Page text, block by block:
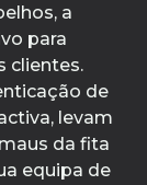
a
para
clientes.
de
levam
da fita
equipa de